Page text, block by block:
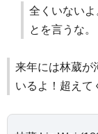
全くいない
とを言うな。
来年には林葳が
いるよ！超えて